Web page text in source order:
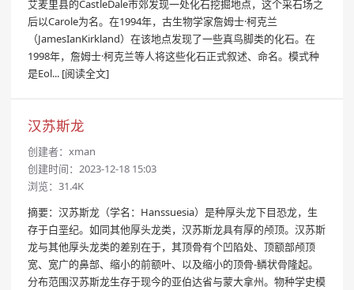
艾麦里县的CastleDale市郊发现一处化石挖掘地点，这个采石场之
后以Carole为名。在1994年，古生物学家詹姆士·柯克兰
（JamesIanKirkland）在该地点发现了一些真鸟脚类的化石。在
1998年，詹姆士·柯克兰等人将这些化石正式叙述、命名。模式种
是Eol... [阅读全文]
汉苏斯龙
创建者： xman
创建时间：2023-12-18 15:03
浏览：31.4K
摘要：汉苏斯龙（学名：Hanssuesia）是种厚头龙下目恐龙，生
存于白垩纪。如同其他厚头龙类，汉苏斯龙具有厚的颅顶。汉苏斯
龙与其他厚头龙类的差别在于，其顶骨有个凹陷处、顶额部颅顶
宽、宽广的鼻部、缩小的前额叶、以及缩小的顶骨-鳞状骨隆起。
分布范围汉苏斯龙生存于现今的亚伯达省与蒙大拿州。物种学史模